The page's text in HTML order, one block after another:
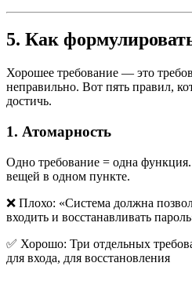
5. Как
Хорошее требование — это
неправильно. Вот пять правил,
достичь.
1. Атомарность
Одно требование = одна
вещей в одном пункте.
❌ Плохо: «Система должна
входить и восстанавливать
✅ Хорошо: Три отдельных
для входа, для восстановления